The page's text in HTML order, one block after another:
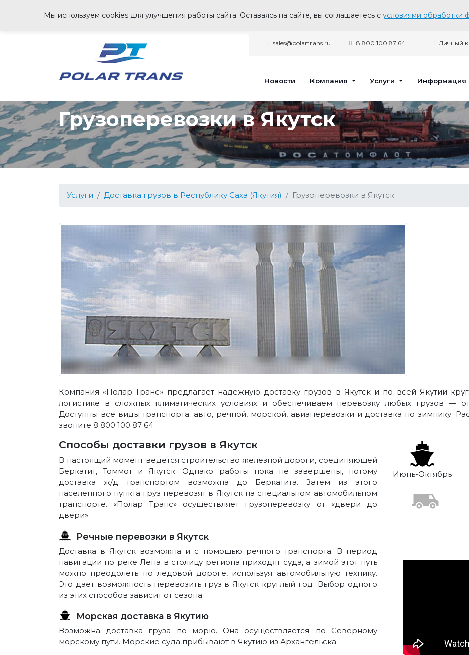
Мы используем cookies для улучшения работы сайта. Оставаясь на сайте, вы соглашаетесь с условиями обработки
sales@polartrans.ru 8 800 100 87 64 Личный
Новости Компания Услуги Информация
Грузоперевозки в Якутск
Услуги Доставка грузов в Республику Саха (Якутия) Грузоперевозки в Якутск
Компания «Полар-Транс» предлагает надежную доставку грузов в Якутск и по всей Якутии
логистике в сложных климатических условиях и обеспечиваем перевозку любых грузов —
Доступны все виды транспорта: авто, речной, морской, авиаперевозки и доставка по зимнику.
звоните 8 800 100 87 64.
Способы доставки грузов в Якутск
В настоящий момент ведется строительство железной дороги, соединяющей
Беркатит, Томмот и Якутск. Однако работы пока не завершены, потому
доставка ж/д транспортом возможна до Беркатита. Затем из этого
населенного пункта груз перевозят в Якутск на специальном автомобильном
транспорте. «Полар Транс» осуществляет грузоперевозку от «двери до
двери».
Речные перевозки в Якутск
Доставка в Якутск возможна и с помощью речного транспорта. В период
навигации по реке Лена в столицу региона приходят суда, а зимой этот путь
можно преодолеть по ледовой дороге, используя автомобильную технику.
Это дает возможность перевозить груз в Якутск круглый год. Выбор одного
из этих способов зависит от сезона.
Морская доставка в Якутию
Возможна доставка груза по морю. Она осуществляется по Северному
морскому пути. Морские суда прибывают в Якутию из Архангельска.
Июнь-Октябрь
-